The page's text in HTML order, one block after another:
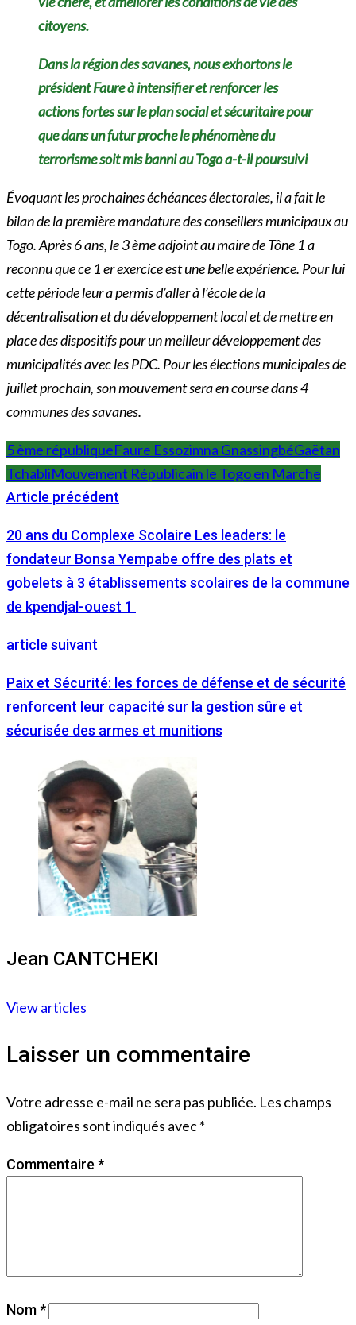
citoyens.
Dans la région des savanes, nous exhortonsle
président Faure à intensifier et renforcer les
actions fortes sur le plan social et sécuritaire pour
que dans un futur proche le phénomène du
terrorisme soit mis banni au Togo a-t-il poursuivi
Évoquant les prochaines échéances électorales, il a fait le
bilan de la première mandature des conseillers municipaux au
Togo. Après 6 ans, le 3 ème adjoint au maire de Tône 1 a
reconnu que ce 1 er exercice est une belle expérience. Pour lui
cette période leur a permis d’aller à l’école de la
décentralisation et du développement local et de mettre en
place des dispositifs pour un meilleur développement des
municipalités avec les PDC. Pour les élections municipales de
juillet prochain, son mouvement sera en course dans 4
communes des savanes.
5 ème républiqueFaure Essozimna GnassingbéGaëtan
TchabliMouvement Républicain le Togo en Marche
Article précédent
20 ans du Complexe Scolaire Les leaders: le
fondateur Bonsa Yempabe offre des plats et
gobelets à 3 établissements scolaires de la commune
de kpendjal-ouest 1
article suivant
Paix et Sécurité: les forces de défense et de sécurité
renforcent leur capacité sur la gestion sûre et
sécurisée des armes et munitions
Jean CANTCHEKI
View articles
Laisser un commentaire
Votre adresse e-mail ne sera pas publiée. Les champs
obligatoires sont indiqués avec*
Commentaire *
Nom*